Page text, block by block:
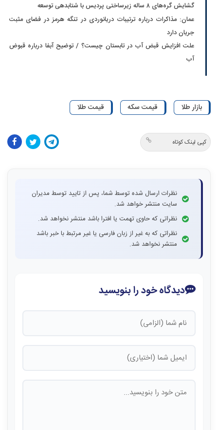
گشایش گره‌های ۸ ساله زیرساختی پردیس با شتابدهی توسعه
عمان: مذاکرات درباره ترتیبات دریانوردی در تنگه هرمز در فضای مثبت
جریان دارد
علت افزایش قبض آب در تابستان چیست؟ / توضیح آبفا درباره قبوض
آب
بازار طلا قیمت سکه قیمت طلا
کپی لینک کوتاه
نظرات ارسال شده توسط شما، پس از تایید توسط مدیران
سایت منتشر خواهد شد.
نظراتی که حاوی تهمت یا افترا باشد منتشر نخواهد شد.
نظراتی که به غیر از زبان فارسی یا غیر مرتبط با خبر باشد
منتشر نخواهد شد.
دیدگاه خود را بنویسید